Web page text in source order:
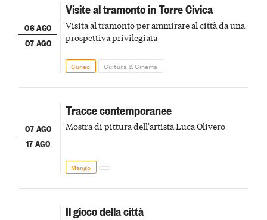
06 AGO
07 AGO
Visite al tramonto in Torre Civica
Visita al tramonto per ammirare al città da una
prospettiva privilegiata
Cuneo Cultura & Cinema
07 AGO
17 AGO
Tracce contemporanee
Mostra di pittura dell'artista Luca Olivero
Mango
Il gioco della città